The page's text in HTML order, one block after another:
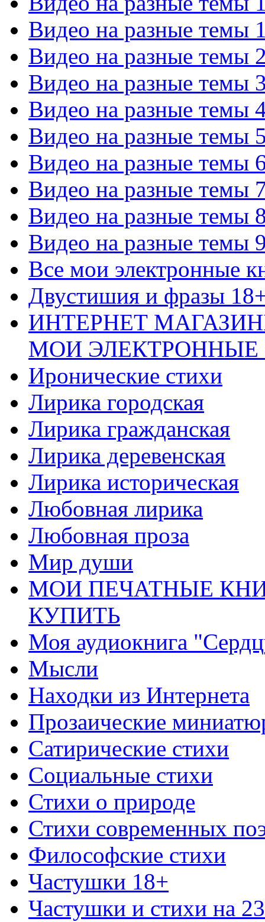
Видео на разные темы
Видео на разные темы
Видео на разные темы
Видео на разные темы
Видео на разные темы
Видео на разные темы
Видео на разные темы
Видео на разные темы
Видео на разные темы
Все мои электронные
Двустишия и фразы
ИНТЕРНЕТ
МОИ ЭЛЕКТРОННЫЕ
Иронические стихи
Лирика городская
Лирика гражданская
Лирика деревенская
Лирика историческая
Любовная лирика
Любовная проза
Мир души
МОИ ПЕЧАТНЫЕ
КУПИТЬ
Моя аудиокнига
Мысли
Находки из Интернета
Прозаические
Сатирические стихи
Социальные стихи
Стихи о природе
Стихи современных
Философские стихи
Частушки 18+
Частушки и стихи на